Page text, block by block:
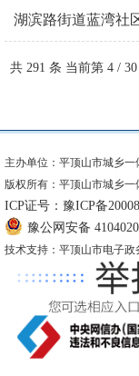
共 291 条 当前第 4 /
主办单位：平顶山市城乡
版权所有：平顶山市城乡
ICP证号：豫ICP备
豫公网安备
技术支持：平顶山市电子政